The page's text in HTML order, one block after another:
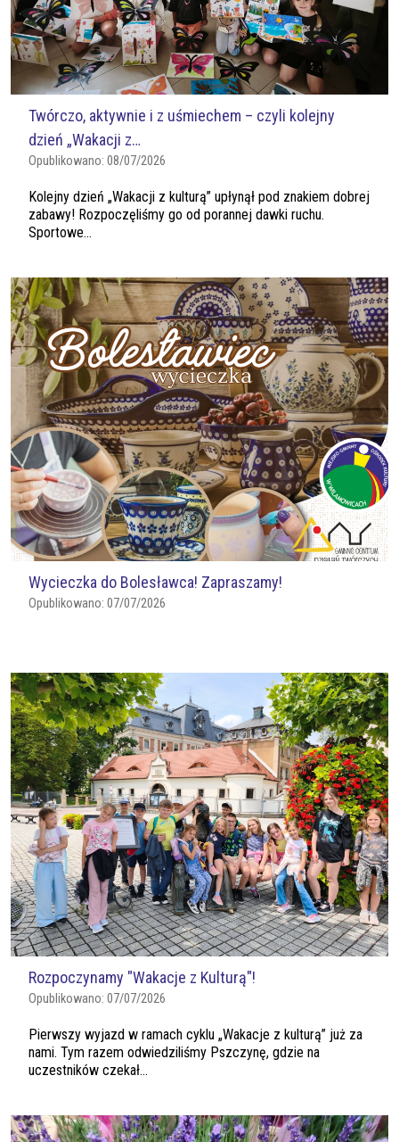
Twórczo, aktywnie i z uśmiechem – czyli kolejny
dzień „Wakacji z…
Opublikowano: 08/07/2026
Kolejny dzień „Wakacji z kulturą” upłynął pod znakiem dobrej
zabawy! Rozpoczęliśmy go od porannej dawki ruchu.
Sportowe...
Wycieczka do Bolesławca! Zapraszamy!
Opublikowano: 07/07/2026
Rozpoczynamy "Wakacje z Kulturą"!
Opublikowano: 07/07/2026
Pierwszy wyjazd w ramach cyklu „Wakacje z kulturą” już za
nami. Tym razem odwiedziliśmy Pszczynę, gdzie na
uczestników czekał...